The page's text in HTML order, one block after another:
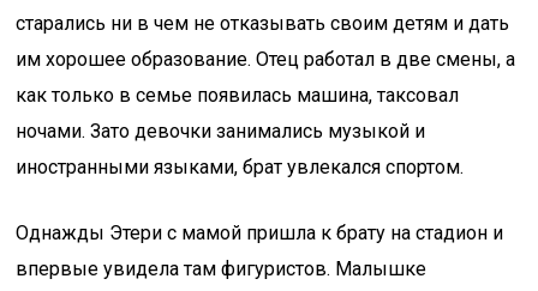
старались ни в чем не отказывать своим детям и дать
им хорошее образование. Отец работал в две смены, а
как только в семье появилась машина, таксовал
ночами. Зато девочки занимались музыкой и
иностранными языками, брат увлекался спортом.
Однажды Этери с мамой пришла к брату на стадион и
впервые увидела там фигуристов. Малышке